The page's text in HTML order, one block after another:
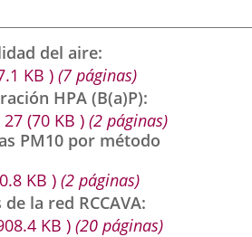
externa.externa.
del aire
KB ) (7 páginas)
HPA (B(a)P)
27 (70 KB ) (2 páginas)
PM10 por método
KB ) (2 páginas)
la red RCCAVA
KB ) (20 páginas)